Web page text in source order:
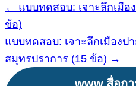
แนะแนว
เรื่อง
← แบบทดสอบ: เจาะลึกเมือ
ข้อ)
แบบทดสอบ: เจาะลึกเมืองป
สมุทรปราการ (15 ข้อ) →
www.สื่อก